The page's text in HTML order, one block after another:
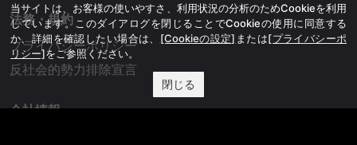
法務・規約
プライバシーポリシー
反社会的勢力排除宣言
会社情報
当サイトは、お客様の使いやすさ、利用状況の分析のためCookieを利用
しています。このダイアログを閉じることでCookieの使用に同意する
か、詳細を確認したい場合は、 [Cookieの設定] または[プライバシーポ
リシー]をご参照ください。
閉じる